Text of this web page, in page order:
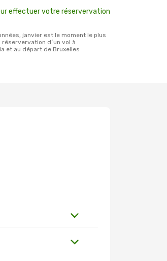
effectuer votre réservervation
d´un vol à
et au départ de Bruxelles